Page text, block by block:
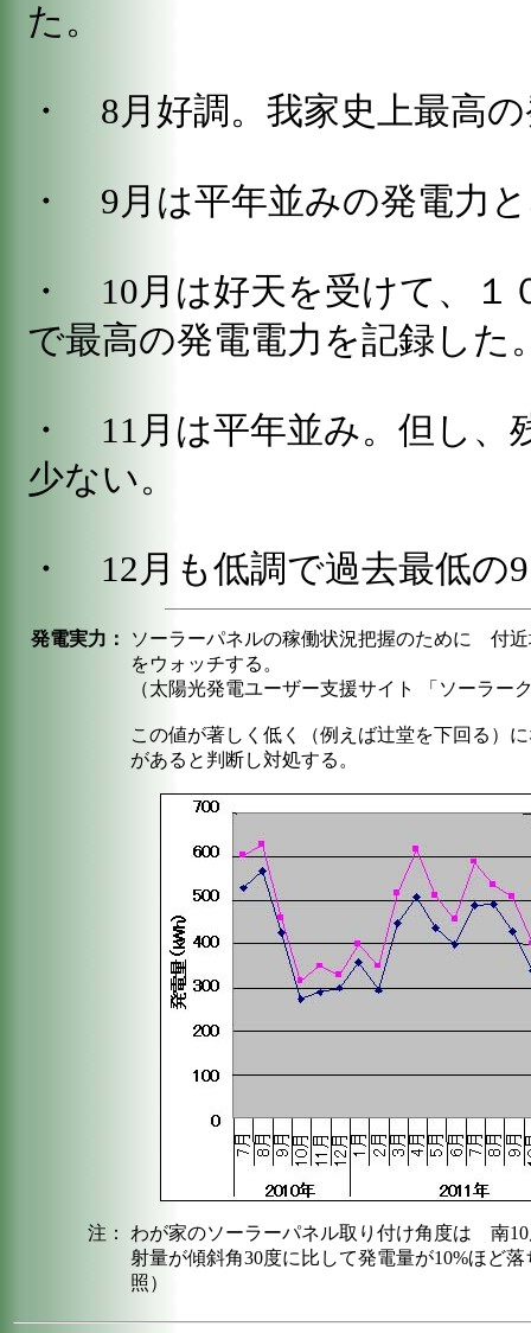
た。
・ 8月好調。我家史上最高
・ 9月は平年並みの発電力
・ 10月は好天を受けて、１
で最高の発電電力を記録した
・ 11月は平年並み。但し、
少ない。
・ 12月も低調で過去最低の
発電実力：
ソーラーパネルの稼働状況把握のために 付
をウォッチする。
（太陽光発電ユーザー支援サイト 「ソーラー
この値が著しく低く（例えば辻堂を下回る）
があると判断し対処する。
注：
わが家のソーラーパネル取り付け角度は 南
射量が傾斜角30度に比して発電量が10%ほど落
照）